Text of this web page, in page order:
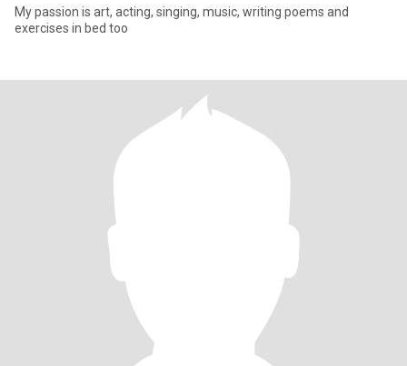
My passion is art, acting, singing, music, writing poems and
exercises in bed too